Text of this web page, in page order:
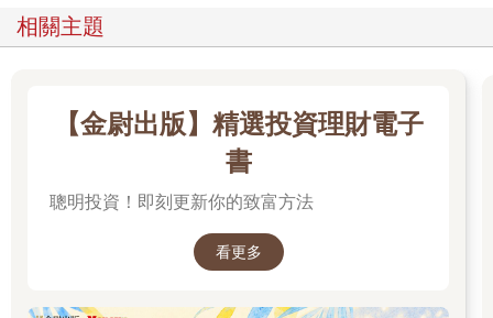
相關主題
【金尉出版】精選投資理財電子
書
聰明投資！即刻更新你的致富方法
看更多